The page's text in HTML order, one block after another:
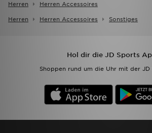
Herren Herren Accessoires
Herren Herren Accessoires Sonstiges
Hol dir die JD Sports
Shoppen rund um die Uhr mit der